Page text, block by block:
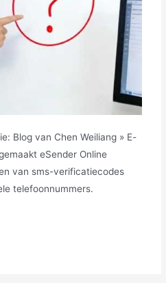
Blog van Chen Weiliang » E-
eSender Online
van sms-verificatiecodes
telefoonnummers.